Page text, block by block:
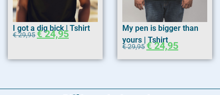
I got a dig bick | Tshirt
€29,95€24,95
My pen is bigger than
yours | Tshirt
€29,95 €24,95